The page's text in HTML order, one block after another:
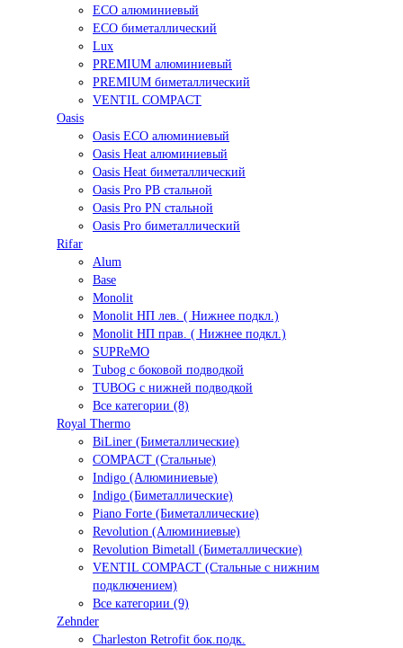
ECO алюминиевый
ECO биметаллический
Lux
PREMIUM алюминиевый
PREMIUM биметаллический
VENTIL COMPACT
Oasis
Oasis ECO алюминиевый
Oasis Heat алюминиевый
Oasis Heat биметаллический
Oasis Pro PB стальной
Oasis Pro PN стальной
Oasis Pro биметаллический
Rifar
Alum
Base
Monolit
Monolit НП лев. ( Нижнее подкл.)
Monolit НП прав. ( Нижнее подкл.)
SUPReMO
Tubog с боковой подводкой
TUBOG с нижней подводкой
Все категории (8)
Royal Thermo
BiLiner (Биметаллические)
COMPACT (Стальные)
Indigo (Алюминиевые)
Indigo (Биметаллические)
Piano Forte (Биметаллические)
Revolution (Алюминиевые)
Revolution Bimetall (Биметаллические)
VENTIL COMPACT (Стальные с нижним
подключением)
Все категории (9)
Zehnder
Charleston Retrofit бок.подк.